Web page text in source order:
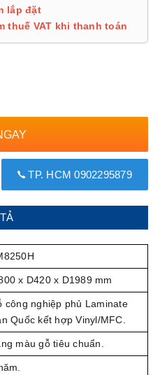
lắp đặt
thuế VAT khi thanh toán
TP. HCM 0902295879
x D420 x D1989 mm
công nghiệp phủ Laminate
Quốc kết hợp Vinyl/MFC.
màu gỗ tiêu chuẩn.